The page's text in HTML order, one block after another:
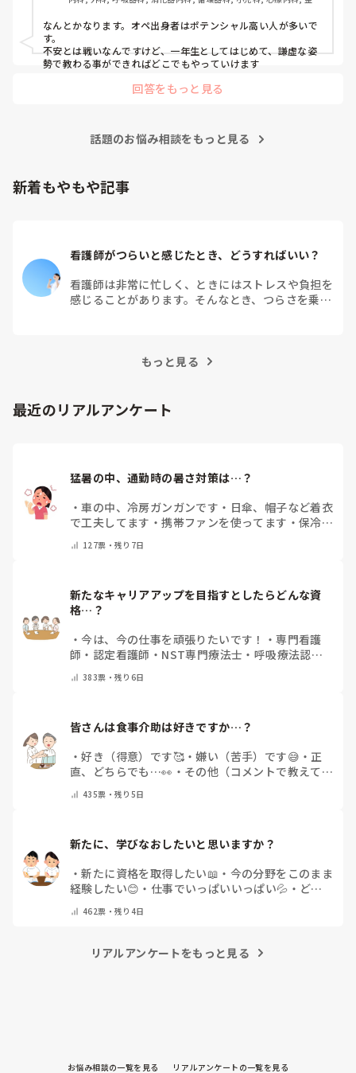
合診療科, 救急科, 超急性期, ICU, CCU, HCU, その他の科, ママナー
ス, 外来, 神経内科, 脳神経外科, NICU, 消化器外科, 一般病院, 慢性
期, 回復期, 終末期, オペ室, 透析, 検診・健診
なんとかなります。オペ出身者はポテンシャル高い人が多いで
す。
不安とは戦いなんですけど、一年生としてはじめて、謙虚な姿
勢で教わる事ができればどこでもやっていけます
回答をもっと見る
話題のお悩み相談をもっと見る
新着もやもや記事
看護師がつらいと感じたとき、どうすればいい？
看護師は非常に忙しく、ときにはストレスや負担を
感じることがあります。そんなとき、つらさを乗り
もっと見る
最近のリアルアンケート
猛暑の中、通勤時の暑さ対策は…？
・車の中、冷房ガンガンです ・ 日傘、帽子など着衣
で工夫してます ・携帯ファンを使ってます ・ 保冷剤
ん ・その他（コメントで教えて下さい）
127票・残り7日
新たなキャリアアップを目指すとしたらどんな資
格…？
・今は、今の仕事を頑張りたいです！ ・専門看護
師 ・ 認定看護師 ・ NST専門療法士 ・ 呼吸療法認定
内視鏡技師・その他(コメントで教えて下さい)
383票・残り6日
皆さんは食事介助は好きですか…？
・好き（得意）です🥰・嫌い（苦手）です😅 ・ 正
直、どちらでも…👀 ・ その他（コメントで教えてく
435票・残り5日
新たに、学びなおしたいと思いますか？
・新たに資格を取得したい📖 ・ 今の分野をこのまま
経験したい😊 ・ 仕事でいっぱいいっぱい💦 ・ どん
教えてください）
462票・残り4日
リアルアンケートをもっと見る
お悩み相談の一覧を見る リアルアンケートの一覧を見る